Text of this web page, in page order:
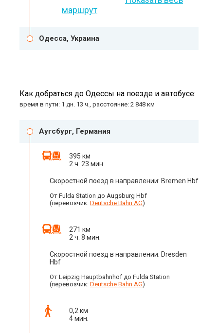
маршрут
Одесса, Украина
Как добраться до Одессы на поезде и автобусе:
время в пути: 1 дн. 13 ч., расстояние: 2 848 км
Аугсбург, Германия
395 км
2 ч. 23 мин.
Скоростной поезд в направлении: Bremen Hbf
От Fulda Station до Augsburg Hbf
(перевозчик: Deutsche Bahn AG)
271 км
2 ч. 8 мин.
Скоростной поезд в направлении: Dresden
Hbf
От Leipzig Hauptbahnhof до Fulda Station
(перевозчик: Deutsche Bahn AG)
0,2 км
4 мин.